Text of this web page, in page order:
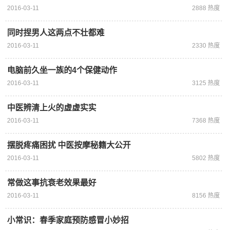
2016-03-11 2888 热度
同时捏男人这两点不壮都难
2016-03-11 2330 热度
电脑前久坐一族的4个保健动作
2016-03-11 3125 热度
中医辨清上火的虚虚实实
2016-03-11 7368 热度
摆脱疼痛困扰 中医按摩秘籍大公开
2016-03-11 5802 热度
常做这事抗衰老效果最好
2016-03-11 8156 热度
小常识：春季家庭预防感冒小妙招